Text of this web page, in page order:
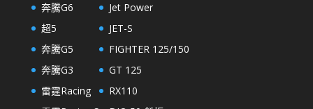
奔騰G6
超5
奔騰G5
奔騰G3
雷霆Racing
Jet Power
JET-S
FIGHTER 125/150
GT 125
RX110